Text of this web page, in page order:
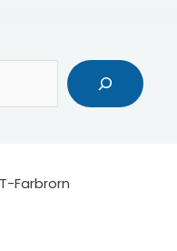
Farbrorn